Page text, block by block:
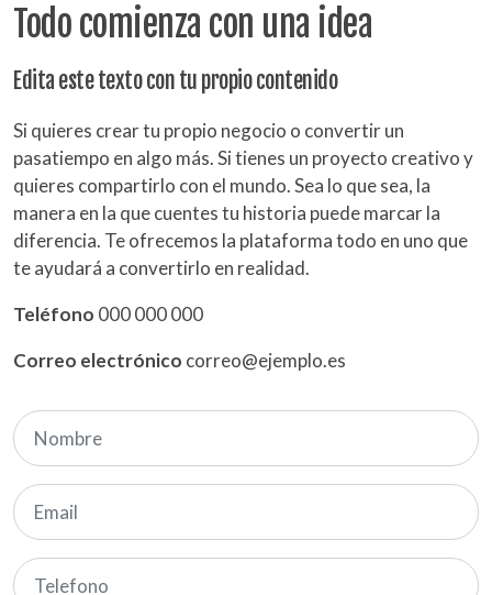
Todo comienza con una idea
Edita este texto con tu propio contenido
Si quieres crear tu propio negocio o convertir un
pasatiempo en algo más. Si tienes un proyecto creativo y
quieres compartirlo con el mundo. Sea lo que sea, la
manera en la que cuentes tu historia puede marcar la
diferencia. Te ofrecemos la plataforma todo en uno que
te ayudará a convertirlo en realidad.
Teléfono 000 000 000
Correo electrónico correo@ejemplo.es